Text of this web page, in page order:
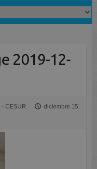
2019-12-
- CESUR
diciembre 15,